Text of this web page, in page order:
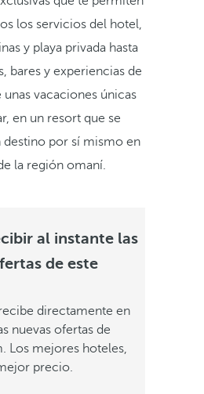
los servicios del hotel,
y playa privada hasta
bares y experiencias de
unas vacaciones únicas
en un resort que se
por sí mismo en
la región omaní.
al instante las
de este
directamente en
nuevas ofertas de
Los mejores hoteles,
precio.